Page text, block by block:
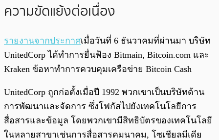
ความขัดแย้งต่อเนื่อง
รายงานจากประกาศเมื่อวันที่ 6 ธันวาคมที่ผ่านมา บริษัท
UnitedCorp ได้ทำการยื่นฟ้อง Bitmain, Bitcoin.com และ
Kraken ข้อหาทำการควบคุมเครือข่าย Bitcoin Cash
UnitedCorp ถูกก่อตั้งเมื่อปี 1992 พวกเขาเป็นบริษัทด้าน
การพัฒนาและจัดการ ซึ่งโฟกัสไปยังเทคโนโลยีการ
สื่อสารและข้อมูล โดยพวกเขามีสิทธิบัตรของเทคโนโลยี
ในหลายสาขาเช่นการสื่อสารคมนาคม, โซเชียลมีเดีย